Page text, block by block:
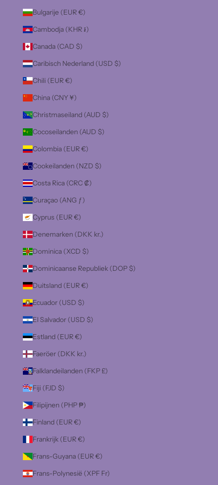
Bulgarije (EUR €)
Cambodja (KHR ៛)
Canada (CAD $)
Caribisch Nederland (USD $)
Chili (EUR €)
China (CNY ¥)
Christmaseiland (AUD $)
Cocoseilanden (AUD $)
Colombia (EUR €)
Cookeilanden (NZD $)
Costa Rica (CRC ₡)
Curaçao (ANG ƒ)
Cyprus (EUR €)
Denemarken (DKK kr.)
Dominica (XCD $)
Dominicaanse Republiek (DOP $)
Duitsland (EUR €)
Ecuador (USD $)
El Salvador (USD $)
Estland (EUR €)
Faeröer (DKK kr.)
Falklandeilanden (FKP £)
Fiji (FJD $)
Filipijnen (PHP ₱)
Finland (EUR €)
Frankrijk (EUR €)
Frans-Guyana (EUR €)
Frans-Polynesië (XPF Fr)